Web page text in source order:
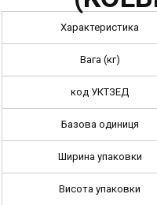
Характеристика
Вага (кг)
код УКТЗЕД
Базова одиниця
Ширина упаковки
Висота упаковки